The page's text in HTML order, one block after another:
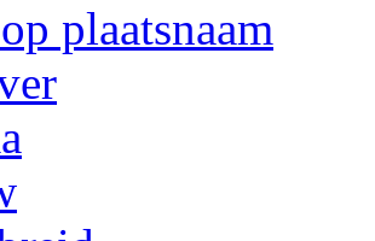
plaatsnaam